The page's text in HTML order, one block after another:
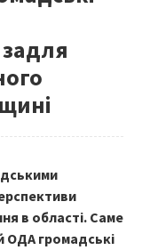
в області. Саме
ОДА громадські